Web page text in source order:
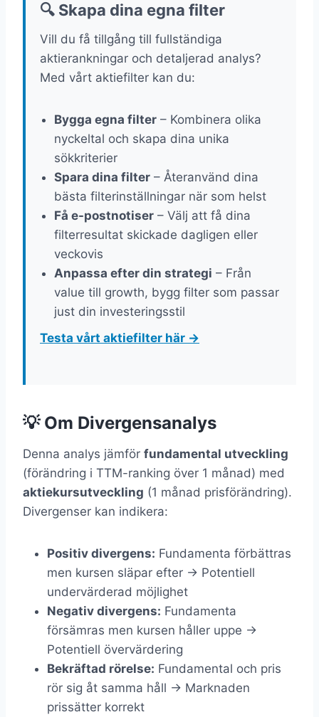
🔍 Skapa dina egna filter
Vill du få tillgång till fullständiga
aktierankningar och detaljerad analys?
Med vårt aktiefilter kan du:
Bygga egna filter – Kombinera olika
nyckeltal och skapa dina unika
sökkriterier
Spara dina filter – Återanvänd dina
bästa filterinställningar när som helst
Få e-postnotiser – Välj att få dina
filterresultat skickade dagligen eller
veckovis
Anpassa efter din strategi – Från
value till growth, bygg filter som passar
just din investeringsstil
Testa vårt aktiefilter här →
💡 Om Divergensanalys
Denna analys jämför fundamental utveckling
(förändring i TTM-ranking över 1 månad) med
aktiekursutveckling (1 månad prisförändring).
Divergenser kan indikera:
Positiv divergens: Fundamenta förbättras
men kursen släpar efter → Potentiell
undervärderad möjlighet
Negativ divergens: Fundamenta
försämras men kursen håller uppe →
Potentiell övervärdering
Bekräftad rörelse: Fundamental och pris
rör sig åt samma håll → Marknaden
prissätter korrekt